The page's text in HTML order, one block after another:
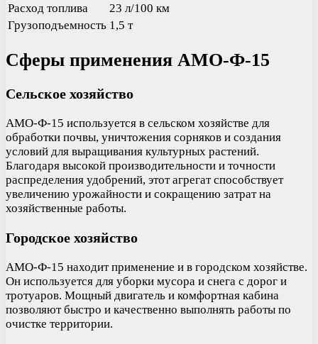
Расход топлива
23 л/100 км
Грузоподъемность 1,5 т
Сферы применения АМО-Ф-15
Сельское хозяйство
АМО-Ф-15 используется в сельском хозяйстве для
обработки почвы, уничтожения сорняков и создания
условий для выращивания культурных растений.
Благодаря высокой производительности и точности
распределения удобрений, этот агрегат способствует
увеличению урожайности и сокращению затрат на
хозяйственные работы.
Городское хозяйство
АМО-Ф-15 находит применение и в городском хозяйстве.
Он используется для уборки мусора и снега с дорог и
тротуаров. Мощный двигатель и комфортная кабина
позволяют быстро и качественно выполнять работы по
очистке территории.